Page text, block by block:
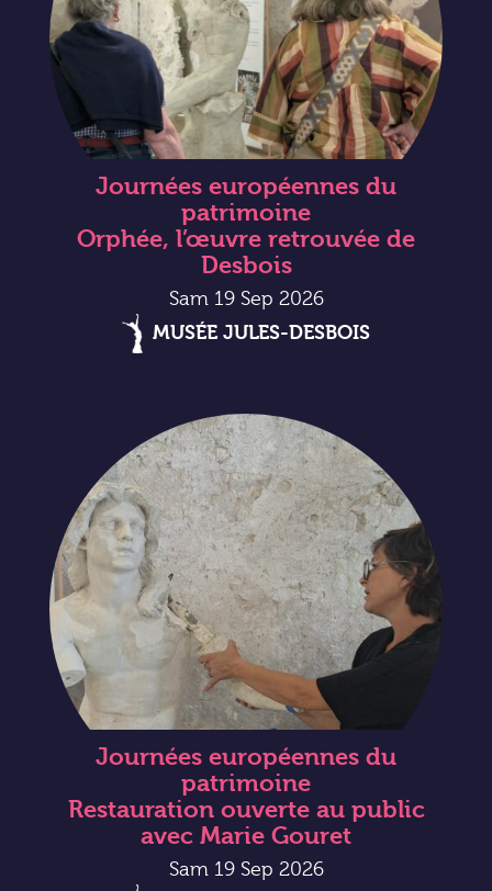
Journées européennes du
patrimoine
Orphée, l’œuvre retrouvée de
Desbois
Sam 19 Sep 2026
MUSÉE JULES-DESBOIS
Journées européennes du
patrimoine
Restauration ouverte au public
avec Marie Gouret
Sam 19 Sep 2026